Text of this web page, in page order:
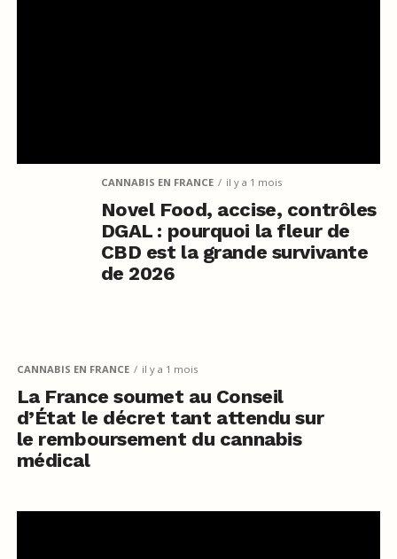
CANNABIS EN FRANCE il y a 1 mois
Novel Food, accise, contrôles
DGAL : pourquoi la fleur de
CBD est la grande survivante
de 2026
CANNABIS EN FRANCE il y a 1 mois
La France soumet au Conseil
d’État le décret tant attendu sur
le remboursement du cannabis
médical